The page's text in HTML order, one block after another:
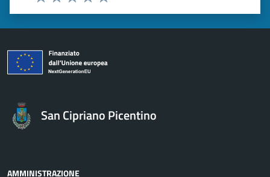
Valuta 5 stelle su 5
Valuta 4 stelle su 5
Valuta 3 stelle su 5
Valuta 2 stelle su 5
Valuta 1 stelle su 5
San Cipriano Picentino
AMMINISTRAZIONE